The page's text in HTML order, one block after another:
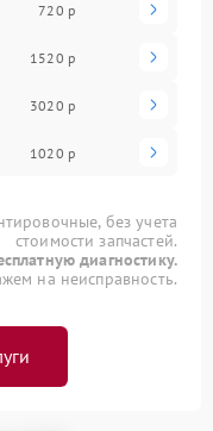
720 р
1520 р
3020 р
1020 р
без учета
стоимости запчастей.
диагностику.
на неисправность.